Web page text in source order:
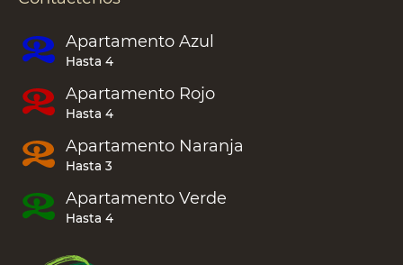
ApartamentoAzul
Hasta 4
Apartamento Rojo
Hasta 4
Apartamento Naranja
Hasta 3
ApartamentoVerde
Hasta 4